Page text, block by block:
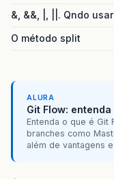
&, &&, |, ||. Qndo
O método split
ALURA
Git Flow:
Entenda o que é Git
branches como
além de vantagens